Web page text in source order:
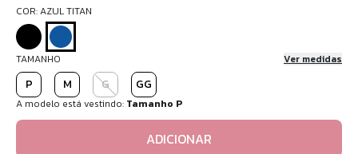
COR: AZUL TITAN
TAMANHO Ver medidas
P M G GG
A modelo está vestindo: Tamanho P
ADICIONAR